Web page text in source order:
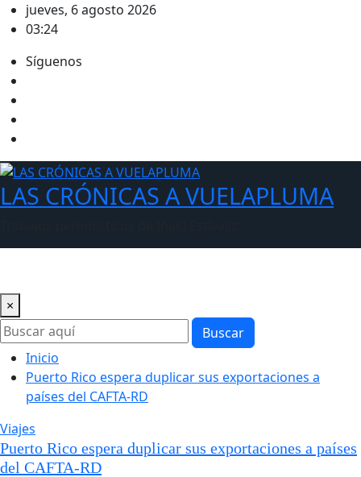
Saltarjueves, 6 agosto 2026
03:24
Síguenos
LAS CRÓNICAS A VUELAPLUMA
×
Buscar
Inicio
Puerto Rico espera duplicar sus exportaciones a
países del CAFTA-RD
Viajes
Puerto Rico espera duplicar sus exportaciones a países
del CAFTA-RD